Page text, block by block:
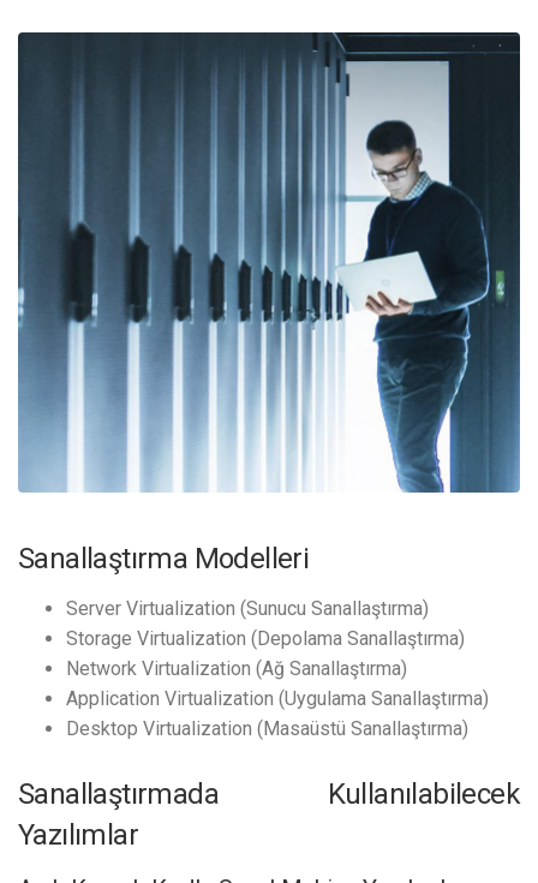
Sanallaştırma Modelleri
Server Virtualization (Sunucu Sanallaştırma)
Storage Virtualization (Depolama Sanallaştırma)
Network Virtualization (Ağ Sanallaştırma)
Application Virtualization (Uygulama Sanallaştırma)
Desktop Virtualization (Masaüstü Sanallaştırma)
Sanallaştırmada Kullanılabilecek
Yazılımlar